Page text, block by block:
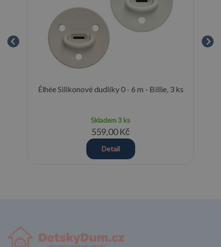
Élhée Silikonové dudlíky 0 - 6 m - Billie, 3 ks
Skladem3 ks
559,00 Kč
Detail